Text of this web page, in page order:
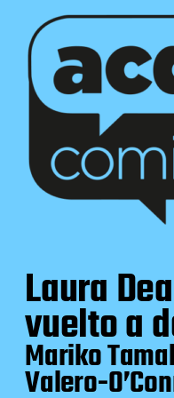
Laura
vuelto a
Mariko
Valero-